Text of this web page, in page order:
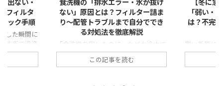
ター詰ま
分ででき
説
ぜか途中で
終わっても
「弱い・赤い・すすが出る」原因
は？不完全燃焼の危険サインと対
処法
寒い季節になると、「ガスコンロの火
が弱い気がする」「炎が赤っぽくなっ
ている」「鍋の底が黒くすすで汚れ
この記事を読む
る」原因
圧・気密
料理中や調
ているのに